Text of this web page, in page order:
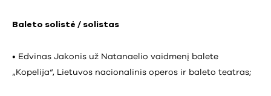
Baleto solistė / solistas
• Edvinas Jakonis už Natanaelio vaidmenį balete
„Kopelija“, Lietuvos nacionalinis operos ir baleto teatras;